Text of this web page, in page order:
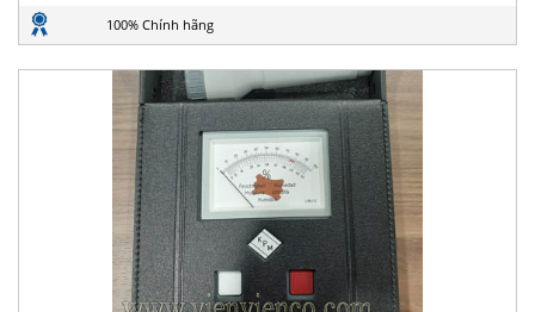
100% Chính hãng